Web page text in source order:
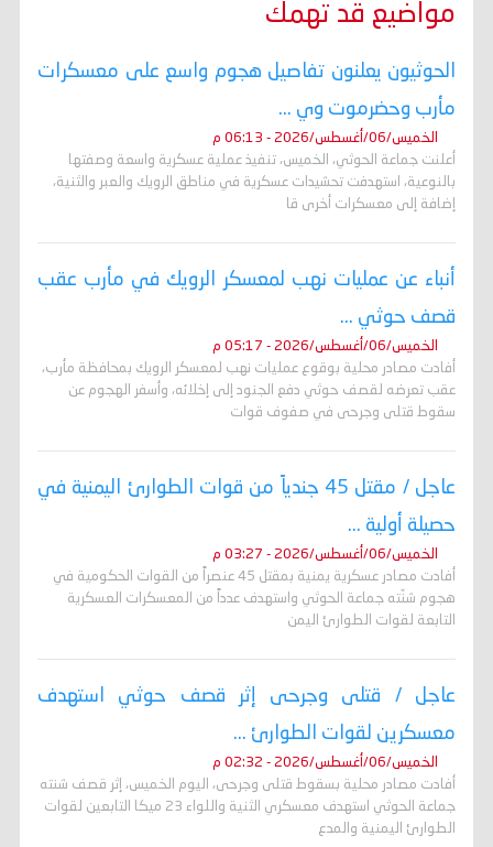
مواضيع قد تهمك
الحوثيون يعلنون تفاصيل هجوم واسع على معسكرات
مأرب وحضرموت وي ...
الخميس/06/أغسطس/2026 - 06:13 م
أعلنت جماعة الحوثي، الخميس، تنفيذ عملية عسكرية واسعة وصفتها
بالنوعية، استهدفت تحشيدات عسكرية في مناطق الرويك والعبر والثنية،
إضافة إلى معسكرات أخرى قا
أنباء عن عمليات نهب لمعسكر الرويك في مأرب عقب
قصف حوثي ...
الخميس/06/أغسطس/2026 - 05:17 م
أفادت مصادر محلية بوقوع عمليات نهب لمعسكر الرويك بمحافظة مأرب،
عقب تعرضه لقصف حوثي دفع الجنود إلى إخلائه، وأسفر الهجوم عن
سقوط قتلى وجرحى في صفوف قوات
عاجل / مقتل 45 جندياً من قوات الطوارئ اليمنية في
حصيلة أولية ...
الخميس/06/أغسطس/2026 - 03:27 م
أفادت مصادر عسكرية يمنية بمقتل 45 عنصراً من القوات الحكومية في
هجوم شنّته جماعة الحوثي واستهدف عدداً من المعسكرات العسكرية
التابعة لقوات الطوارئ اليمن
عاجل / قتلى وجرحى إثر قصف حوثي استهدف
معسكرين لقوات الطوارئ ...
الخميس/06/أغسطس/2026 - 02:32 م
أفادت مصادر محلية بسقوط قتلى وجرحى، اليوم الخميس، إثر قصف شنته
جماعة الحوثي استهدف معسكري الثنية واللواء 23 ميكا التابعين لقوات
الطوارئ اليمنية والمدع